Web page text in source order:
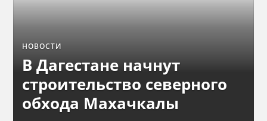
НОВОСТИ
В Дагестане начнут
строительство северного
обхода Махачкалы